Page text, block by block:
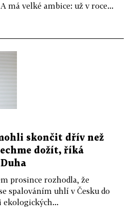
má velké ambice: už v roce...
skončit dřív než
dožít, říká
prosince rozhodla, že
spalováním uhlí v Česku do
ekologických...